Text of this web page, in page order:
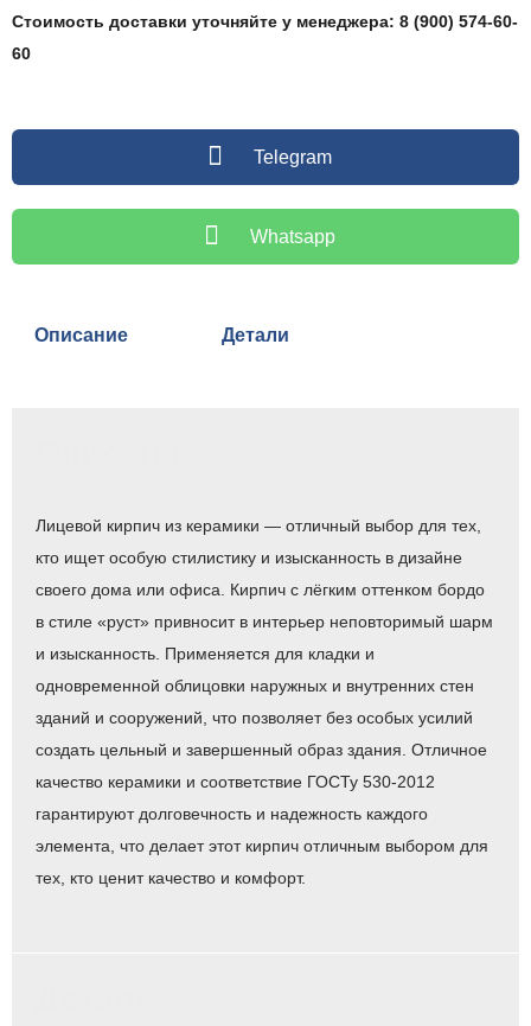
Стоимость доставки уточняйте у менеджера: 8 (900) 574-60-
60
Telegram
Whatsapp
Описание Детали
Лицевой кирпич из керамики — отличный выбор для тех,
кто ищет особую стилистику и изысканность в дизайне
своего дома или офиса. Кирпич с лёгким оттенком бордо
в стиле «руст» привносит в интерьер неповторимый шарм
и изысканность. Применяется для кладки и
одновременной облицовки наружных и внутренних стен
зданий и сооружений, что позволяет без особых усилий
создать цельный и завершенный образ здания. Отличное
качество керамики и соответствие ГОСТу 530-2012
гарантируют долговечность и надежность каждого
элемента, что делает этот кирпич отличным выбором для
тех, кто ценит качество и комфорт.